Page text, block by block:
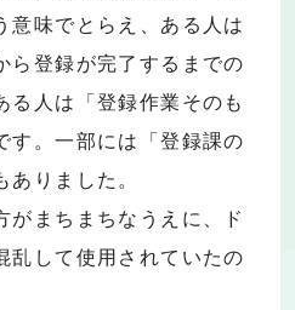
意味でとらえ、ある人は
ら登録が完了するまでの
る人は「登録作業そのも
す。一部には「登録課の
りました。
がまちまちなうえに、ド
乱して使用されていたの